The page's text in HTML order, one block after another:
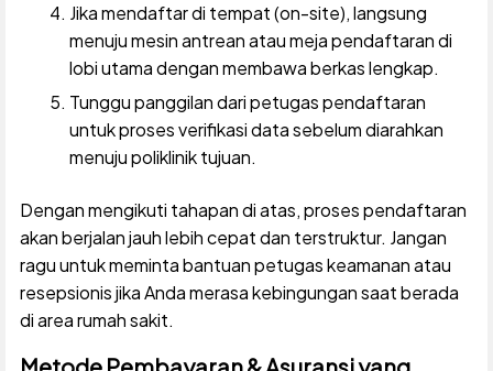
Jika mendaftar di tempat (on-site), langsung
menuju mesin antrean atau meja pendaftaran di
lobi utama dengan membawa berkas lengkap.
Tunggu panggilan dari petugas pendaftaran
untuk proses verifikasi data sebelum diarahkan
menuju poliklinik tujuan.
Dengan mengikuti tahapan di atas, proses pendaftaran
akan berjalan jauh lebih cepat dan terstruktur. Jangan
ragu untuk meminta bantuan petugas keamanan atau
resepsionis jika Anda merasa kebingungan saat berada
di area rumah sakit.